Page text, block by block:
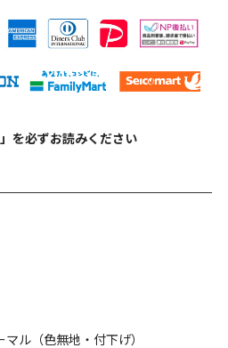
を必ずお読みください
マル（色無地・付下げ）